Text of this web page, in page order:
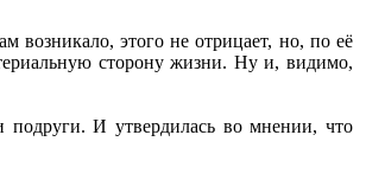
возникало, этого не отрицает, но, по её
сторону жизни. Ну и, видимо,
подруги. И утвердилась во мнении, что